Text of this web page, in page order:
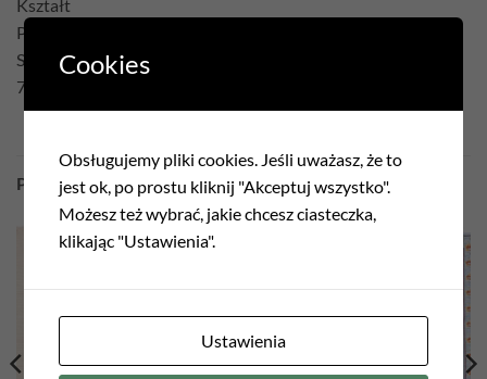
Kształt
Prostokąt
Skład
75% Poliester 22% Bawełna 3% Akryl
PODOBNE PRODUKTY
wishlist
wishlist
Cookies
Obsługujemy pliki cookies. Jeśli uważasz, że to
jest ok, po prostu kliknij "Akceptuj wszystko".
Możesz też wybrać, jakie chcesz ciasteczka,
klikając "Ustawienia".
Ustawienia